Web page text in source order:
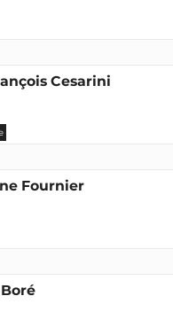
Cesarini
Fournier